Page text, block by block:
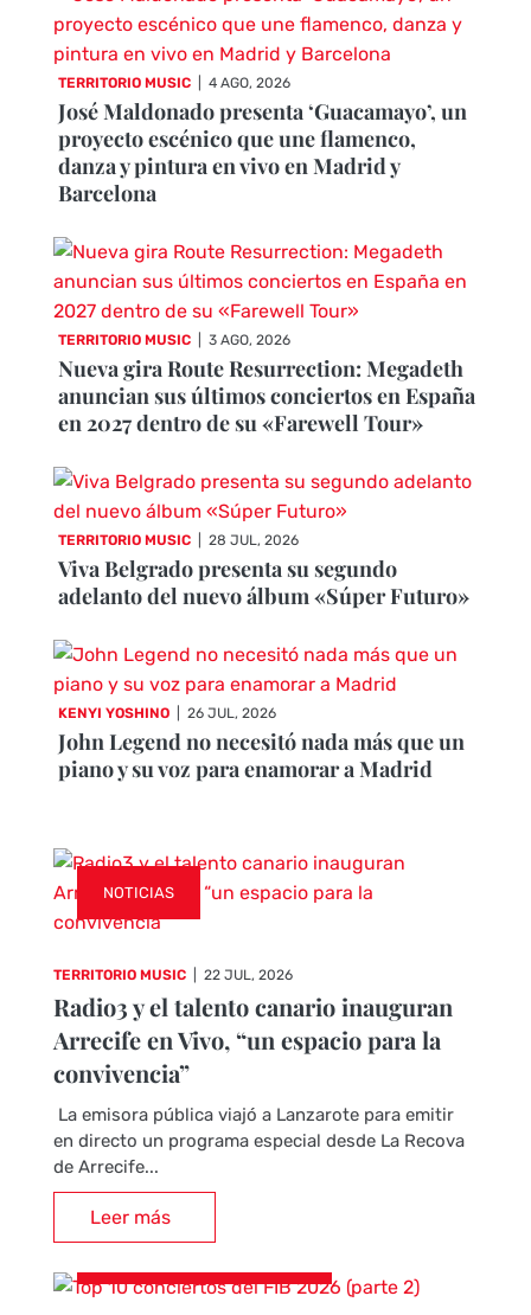
TERRITORIO MUSIC 4 AGO, 2026
José Maldonado presenta ‘Guacamayo’, un
proyecto escénico que une flamenco,
danza y pintura en vivo en Madrid y
Barcelona
TERRITORIO MUSIC 3 AGO, 2026
Nueva gira Route Resurrection: Megadeth
anuncian sus últimos conciertos en España
en 2027 dentro de su «Farewell Tour»
TERRITORIO MUSIC 28 JUL, 2026
Viva Belgrado presenta su segundo
adelanto del nuevo álbum «Súper Futuro»
KENYI YOSHINO 26 JUL, 2026
John Legend no necesitó nada más que un
piano y su voz para enamorar a Madrid
NOTICIAS
TERRITORIO MUSIC 22 JUL, 2026
Radio3 y el talento canario inauguran
Arrecife en Vivo, “un espacio para la
convivencia”
La emisora pública viajó a Lanzarote para emitir
en directo un programa especial desde La Recova
de Arrecife...
Leer más